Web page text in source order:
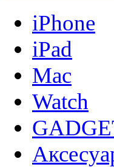
iPhone
iPad
Mac
Watch